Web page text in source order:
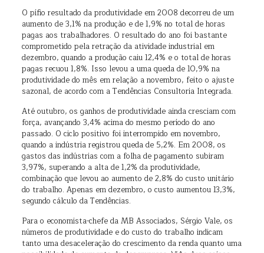
O pífio resultado da produtividade em 2008 decorreu de um
aumento de 3,1% na produção e de 1,9% no total de horas
pagas aos trabalhadores. O resultado do ano foi bastante
comprometido pela retração da atividade industrial em
dezembro, quando a produção caiu 12,4% e o total de horas
pagas recuou 1,8%. Isso levou a uma queda de 10,9% na
produtividade do mês em relação a novembro, feito o ajuste
sazonal, de acordo com a Tendências Consultoria Integrada.
Até outubro, os ganhos de produtividade ainda cresciam com
força, avançando 3,4% acima do mesmo período do ano
passado. O ciclo positivo foi interrompido em novembro,
quando a indústria registrou queda de 5,2%. Em 2008, os
gastos das indústrias com a folha de pagamento subiram
3,97%, superando a alta de 1,2% da produtividade,
combinação que levou ao aumento de 2,8% do custo unitário
do trabalho. Apenas em dezembro, o custo aumentou 13,3%,
segundo cálculo da Tendências.
Para o economista-chefe da MB Associados, Sérgio Vale, os
números de produtividade e do custo do trabalho indicam
tanto uma desaceleração do crescimento da renda quanto uma